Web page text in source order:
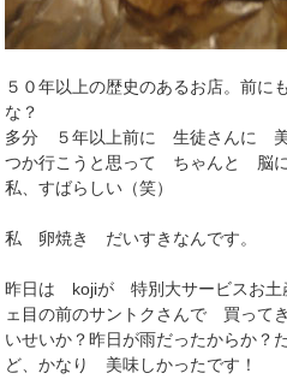
５０年以上の歴史のあるお店。前
な？
多分 ５年以上前に 生徒さんに
つか行こうと思って ちゃんと 脳に
私、すばらしい（笑）
私 卵焼き だいすきなんです。
昨日は kojiが 特別大サービスお
ェ目の前のサントクさんで 買って
いせいか？昨日が雨だったからか？
ど、かなり 美味しかったです！